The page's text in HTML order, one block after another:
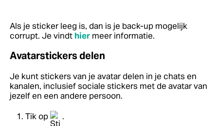
Als je sticker leeg is, dan is je back-up mogelijk
corrupt. Je vindt hier meer informatie.
Avatarstickers delen
Je kunt stickers van je avatar delen in je chats en
kanalen, inclusief sociale stickers met de avatar van
jezelf en een andere persoon.
Tik op
.